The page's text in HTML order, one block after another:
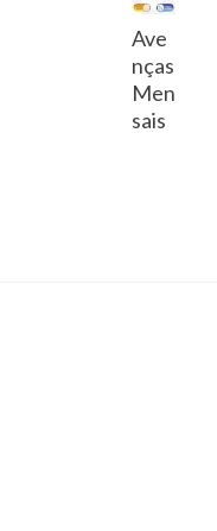
Ave
nças
Men
sais